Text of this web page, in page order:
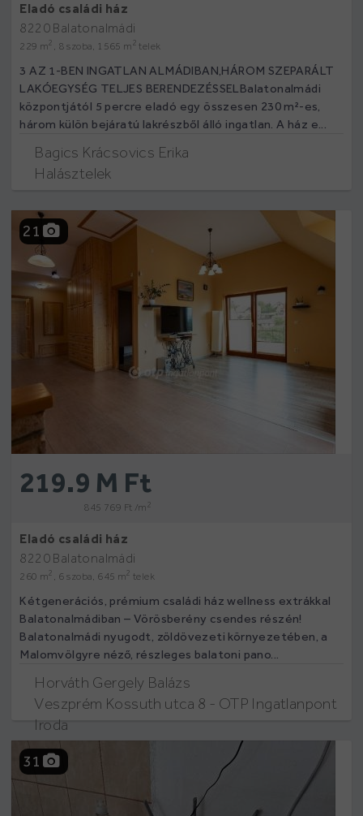
Eladó családi ház
8220 Balatonalmádi
229 m2 , 8 szoba, 1565 m2 telek
3 AZ 1-BEN INGATLAN ALMÁDIBAN,HÁROM SZEPARÁLT
LAKÓEGYSÉG TELJES BERENDEZÉSSELBalatonalmádi
központjától 5 percre eladó egy összesen 230 m²-es,
három külön bejáratú lakrészből álló ingatlan. A ház e...
Bagics Krácsovics Erika
Halásztelek
21
219.9 M Ft
845 769 Ft /m 2
Eladó családi ház
8220 Balatonalmádi
260 m2 , 6 szoba, 645 m2 telek
Kétgenerációs, prémium családi ház wellness extrákkal
Balatonalmádiban – Vörösberény csendes részén!
Balatonalmádi nyugodt, zöldövezeti környezetében, a
Malomvölgyre néző, részleges balatoni pano...
Horváth Gergely Balázs
Veszprém Kossuth utca 8 - OTP Ingatlanpont
Iroda
31